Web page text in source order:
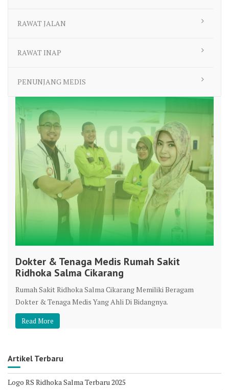
RAWAT JALAN
RAWAT INAP
PENUNJANG MEDIS
Dokter & Tenaga Medis Rumah Sakit
Ridhoka Salma Cikarang
Rumah Sakit Ridhoka Salma Cikarang Memiliki Beragam
Dokter & Tenaga Medis Yang Ahli Di Bidangnya.
Read More
Artikel Terbaru
Logo RS Ridhoka Salma Terbaru 2025